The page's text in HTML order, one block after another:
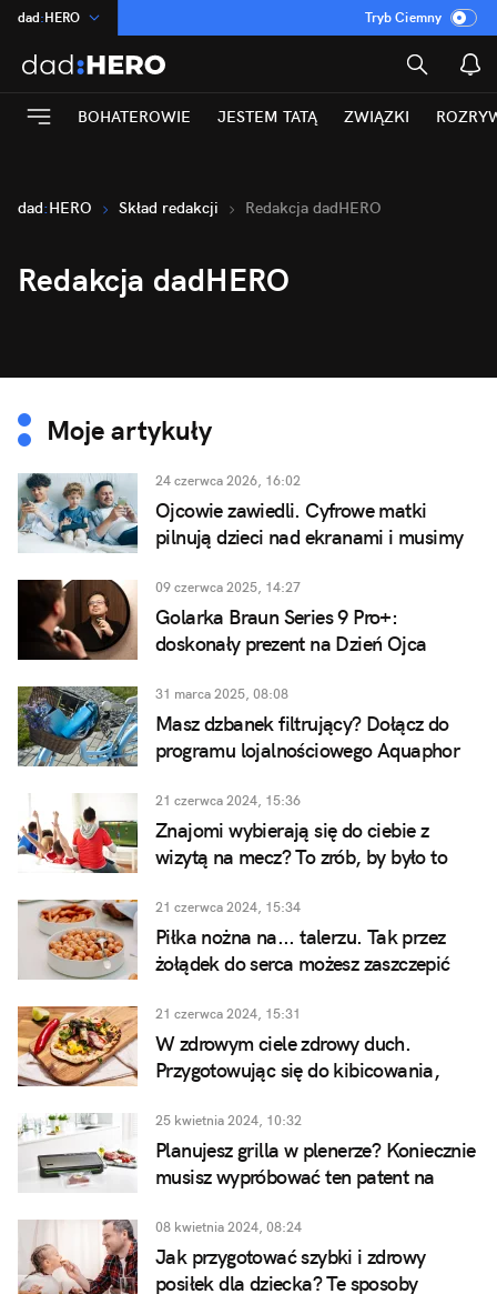
dad:HERO
:Temat
INN:Poland
ASZ:dziennik
Rozrywka
Tryb Ciemny
BOHATEROWIE JESTEM TATĄ ZWIĄZKI
dad:HERO Skład redakcji Redakcja dadHERO
Redakcja dadHERO
Moje artykuły
24 czerwca 2026, 16:02
Ojcowie zawiedli. Cyfrowe matki
pilnują dzieci nad ekranami i musimy
09 czerwca 2025, 14:27
Golarka Braun Series 9 Pro+:
doskonały prezent na Dzień Ojca
31 marca 2025, 08:08
Masz dzbanek filtrujący? Dołącz do
programu lojalnościowego Aquaphor
21 czerwca 2024, 15:36
Znajomi wybierają się do ciebie z
wizytą na mecz? To zrób, by było to
21 czerwca 2024, 15:34
Piłka nożna na... talerzu. Tak przez
żołądek do serca możesz zaszczepić
21 czerwca 2024, 15:31
W zdrowym ciele zdrowy duch.
Przygotowując się do kibicowania,
25 kwietnia 2024, 10:32
Planujesz grilla w plenerze? Koniecznie
musisz wypróbować ten patent na
08 kwietnia 2024, 08:24
Jak przygotować szybki i zdrowy
posiłek dla dziecka? Te sposoby